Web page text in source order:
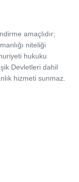
amaçlıdır;
niteliği
hukuku
Devletleri dahil
hizmeti sunmaz.